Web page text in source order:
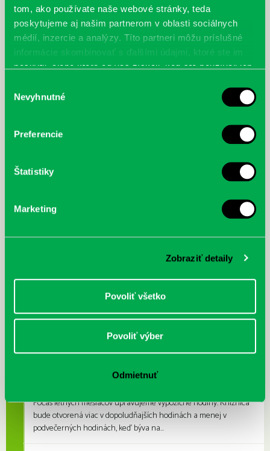
tom, ako používate naše webové stránky, teda
poskytujeme aj našim partnerom v oblasti sociálnych
médií, inzercie a analýzy. Títo partneri môžu príslušné
informácie skombinovať s ďalšími údajmi, ktoré ste im
poskytli, alebo ktoré od vás získali, keď ste používali ich
súhlasu
Nevyhnutné
Preferencie
Štatistiky
Marketing
Zobraziť detaily
Povoliť všetko
Povoliť výber
Odmietnuť
Najbližšie podujatia
Čítame ušami. Audioknihy v
ponuke petržalskej knižnice
Máme skvelé správy pre všetkých milovníkov kníh a príbehov!
DNES
Každý deň
Výdajný box na knihy Knižnice Petržalka je umiestnený pri
vchode do Petržalskej plavárne na Tupolevovej 7B a jeho obsluha
je užívateľsky veľmi jednodu...
Kubo Club už aj v petržalskej
Rovniankova 3,Turnianska 10,Vavilovova 24,Vavilovova 26,
sebou vždy a všade po ruke kvalitnú a ľúbivú knihu na čítanie pre
Haanova 37,Rovniankova 3
Počas letných mesiacov upravujeme výpožičné hodiny. Knižnica
bude otvorená viac v dopoludňajších hodinách a menej v
podvečerných hodinách, keď býva na...